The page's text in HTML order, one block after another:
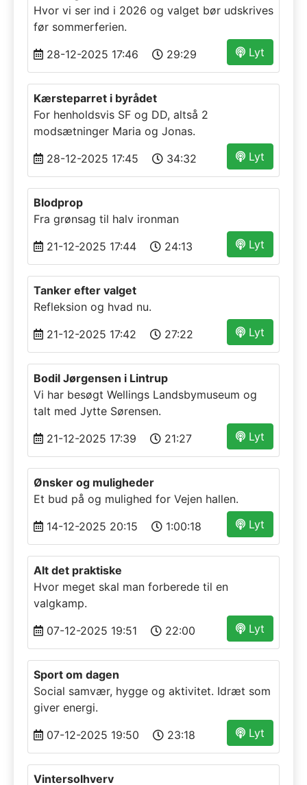
Hvor vi ser ind i 2026 og valget bør udskrives
før sommerferien.
Lyt
28-12-2025 17:46 29:29
Kærsteparret i byrådet
For henholdsvis SF og DD, altså 2
modsætninger Maria og Jonas.
Lyt
28-12-2025 17:45 34:32
Blodprop
Fra grønsag til halv ironman
Lyt
21-12-2025 17:44 24:13
Tanker efter valget
Refleksion og hvad nu.
Lyt
21-12-2025 17:42 27:22
Bodil Jørgensen i Lintrup
Vi har besøgt Wellings Landsbymuseum og
talt med Jytte Sørensen.
Lyt
21-12-2025 17:39 21:27
Ønsker og muligheder
Et bud på og mulighed for Vejen hallen.
Lyt
14-12-2025 20:15 1:00:18
Alt det praktiske
Hvor meget skal man forberede til en
valgkamp.
Lyt
07-12-2025 19:51 22:00
Sport om dagen
Social samvær, hygge og aktivitet. Idræt som
giver energi.
Lyt
07-12-2025 19:50 23:18
Vintersolhverv